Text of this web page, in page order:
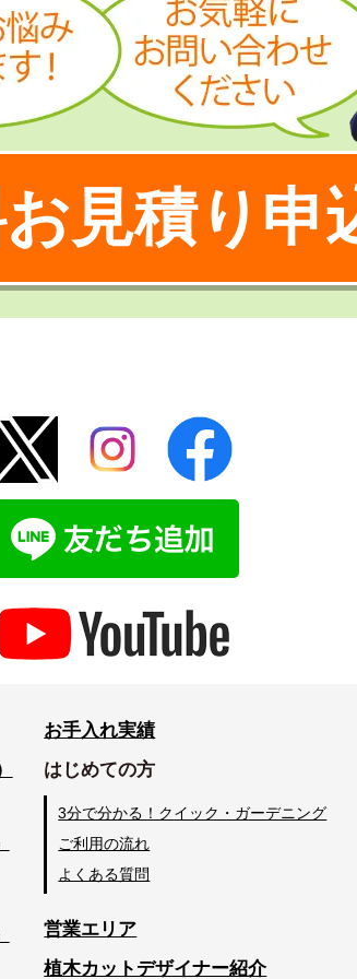
見積り申
お手入れ実績
はじめての方
3分で分かる！クイック・ガーデニング
ご利用の流れ
よくある質問
営業エリア
植木カットデザイナー紹介